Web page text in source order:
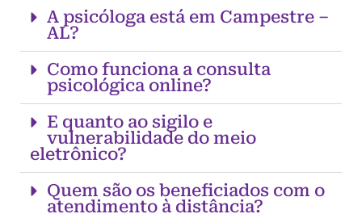
A psicóloga está em Campestre –
AL?
Como funciona a consulta
psicológica online?
E quanto ao sigilo e
vulnerabilidade do meio
eletrônico?
Quem são os beneficiados com o
atendimento à distância?